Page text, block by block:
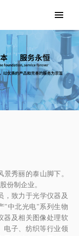
秀丽的泰山脚下。
份制企业。
致力于光学仪器及
"中北光电"系列生物
器及相关图像处理软
电子、纺织等行业领